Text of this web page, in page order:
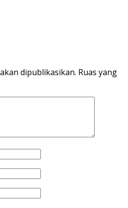
dipublikasikan. Ruas yang